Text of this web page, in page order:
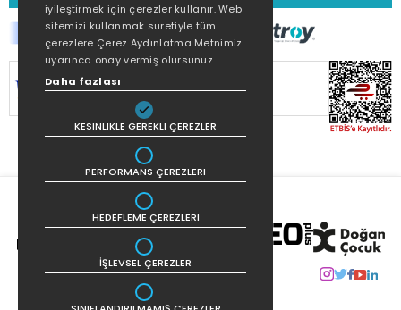
SİTEMİZ
KORUNMAKTADIR.
iyileştirmek için çerezler kullanır. Web
sitemizi kullanmak suretiyle tüm
çerezlere Çerez Aydınlatma Metnimiz
uyarınca onay vermiş olursunuz.
Daha fazlası
KESINLIKLE GEREKLI ÇEREZLER
PERFORMANS ÇEREZLERI
HEDEFLEME ÇEREZLERI
İŞLEVSEL ÇEREZLER